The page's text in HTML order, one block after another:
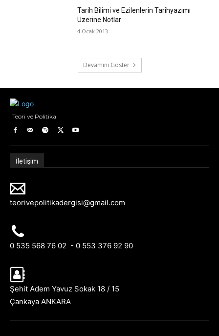
Tarih Bilimi ve Ezilenlerin Tarihyazımı
Üzerine Notlar
4 Ocak 2013
Devamını Göster
Teori ve Politika
İletişim
teorivepolitikadergisi@gmail.com
0 535 568 76 02 - 0 553 376 92 90
Şehit Adem Yavuz Sokak 18 / 15
Çankaya ANKARA